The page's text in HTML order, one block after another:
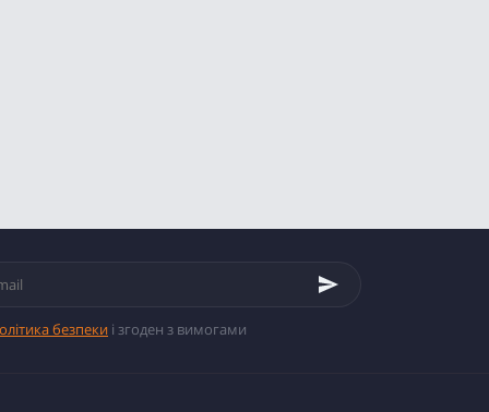
безпеки і згоден з вимогами